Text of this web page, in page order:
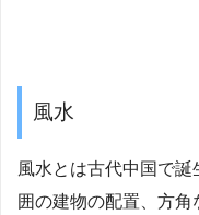
風水
風水とは古代中国で
囲の建物の配置、方